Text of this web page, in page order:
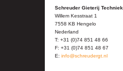
Schreuder Gieterij Techniek
Willem Kesstraat 1
7558 KB Hengelo
Nederland
T: +31 (0)74 851 48 66
F: +31 (0)74 851 48 67
E: info@schreudergt.nl